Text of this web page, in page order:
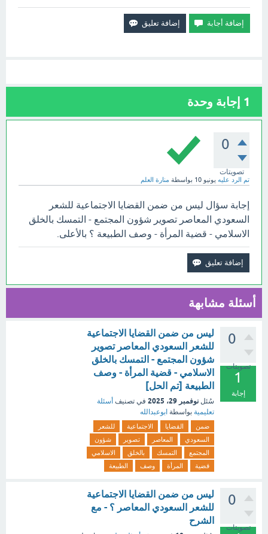
1 إجابة وحدة
0
تصويتات
تم الرد عليه يونيو 10 بواسطة منارة العلم
إجابة سؤال ليس من ضمن القضايا الاجتماعية للشعر
السعودي المعاصر تصوير شؤون المجتمع - التمسك بالخلق
الاسلامي - قضية المرأة - وصف الطبيعة ؟ بالأعلى.
أسئلة مشابهة
0
تصويتات
1
إجابة
ليس من ضمن القضايا الاجتماعية
للشعر السعودي المعاصر تصوير
شؤون المجتمع - التمسك بالخلق
الاسلامي - قضية المرأة - وصف
الطبيعة [تم الحل]
سُئل نوفمبر 29، 2025 في تصنيف أسئلة
تعليمية بواسطة ابوعبدالله
ضمن القضايا الاجتماعية
للشعر
السعودي
المعاصر تصوير
شؤون
المجتمع
التمسك بالخلق
الاسلامي
قضية
المرأة وصف الطبيعة
0
تصويتات
ليس من ضمن القضايا الاجتماعية
للشعر السعودي المعاصر ؟ - مع
الشرح